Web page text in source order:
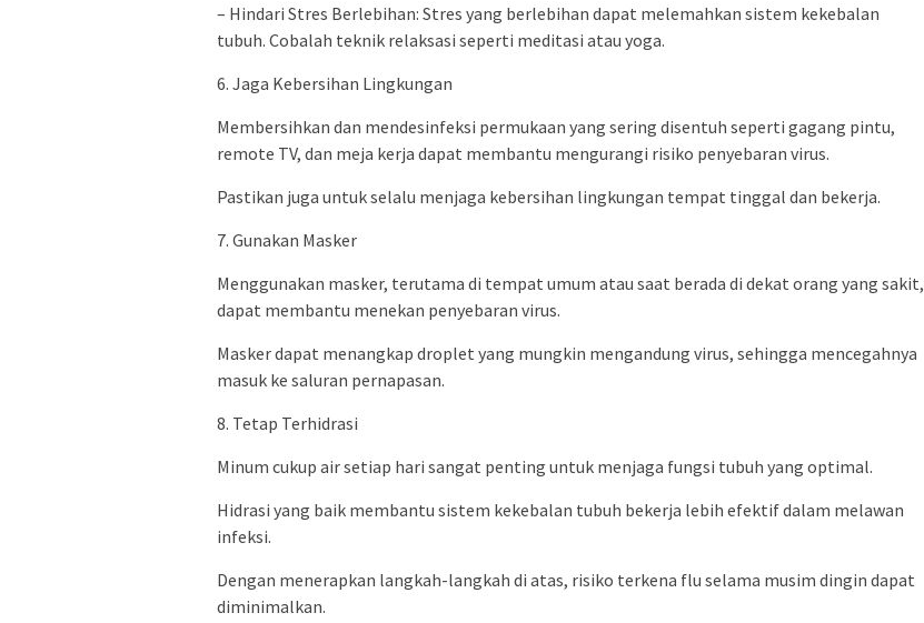
– Hindari Stres Berlebihan: Stres yang berlebihan dapat melemahkan sistem kekebalan
tubuh. Cobalah teknik relaksasi seperti meditasi atau yoga.
6. Jaga Kebersihan Lingkungan
Membersihkan dan mendesinfeksi permukaan yang sering disentuh seperti gagang pintu,
remote TV, dan meja kerja dapat membantu mengurangi risiko penyebaran virus.
Pastikan juga untuk selalu menjaga kebersihan lingkungan tempat tinggal dan bekerja.
7. Gunakan Masker
Menggunakan masker, terutama di tempat umum atau saat berada di dekat orang yang sakit,
dapat membantu menekan penyebaran virus.
Masker dapat menangkap droplet yang mungkin mengandung virus, sehingga mencegahnya
masuk ke saluran pernapasan.
8. Tetap Terhidrasi
Minum cukup air setiap hari sangat penting untuk menjaga fungsi tubuh yang optimal.
Hidrasi yang baik membantu sistem kekebalan tubuh bekerja lebih efektif dalam melawan
infeksi.
Dengan menerapkan langkah-langkah di atas, risiko terkena flu selama musim dingin dapat
diminimalkan.